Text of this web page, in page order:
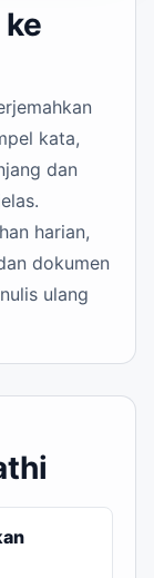
kata,
dan
harian,
dokumen
ulang